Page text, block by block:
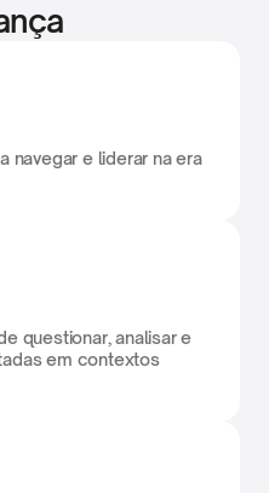
navegar e liderar na era
questionar, analisar e
em contextos